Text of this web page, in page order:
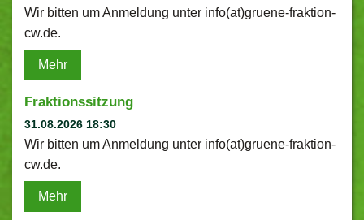
Wir bitten um Anmeldung unter info(at)gruene-fraktion-
cw.de.
Mehr
Fraktionssitzung
31.08.2026 18:30
Wir bitten um Anmeldung unter info(at)gruene-fraktion-
cw.de.
Mehr